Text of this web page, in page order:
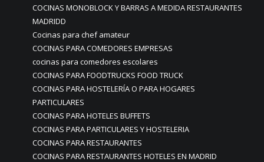
COCINAS MONOBLOCK Y BARRAS A MEDIDA RESTAURANTES
MADRIDD
Cocinas para chef amateur
COCINAS PARA COMEDORES EMPRESAS
cocinas para comedores escolares
COCINAS PARA FOODTRUCKS FOOD TRUCK
COCINAS PARA HOSTELERÍA O PARA HOGARES
PARTICULARES
COCINAS PARA HOTELES BUFFETS
COCINAS PARA PARTICULARES Y HOSTELERIA
COCINAS PARA RESTAURANTES
COCINAS PARA RESTAURANTES HOTELES EN MADRID